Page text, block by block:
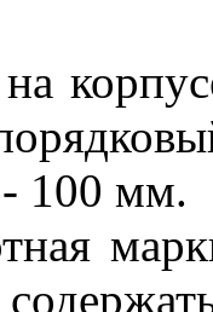
100 мм.